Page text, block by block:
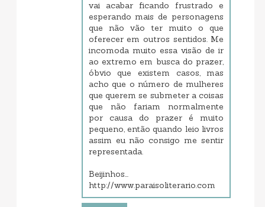
vai acabar ficando frustrado e
esperando mais de personagens
que não vão ter muito o que
oferecer em outros sentidos. Me
incomoda muito essa visão de ir
ao extremo em busca do prazer,
óbvio que existem casos, mas
acho que o número de mulheres
que querem se submeter a coisas
que não fariam normalmente
por causa do prazer é muito
pequeno, então quando leio livros
assim eu não consigo me sentir
representada.
Beijinhos...
http://www.paraisoliterario.com